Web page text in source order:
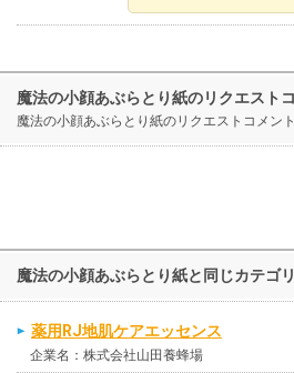
魔法の小顔あぶらとり紙のリクエスト
魔法の小顔あぶらとり紙のリクエストコメン
魔法の小顔あぶらとり紙と同じカテゴ
薬用RJ地肌ケアエッセンス
企業名：株式会社山田養蜂場